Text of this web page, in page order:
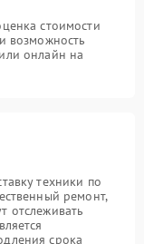
стоимости
возможность
онлайн на
техники по
ремонт,
отслеживать
срока